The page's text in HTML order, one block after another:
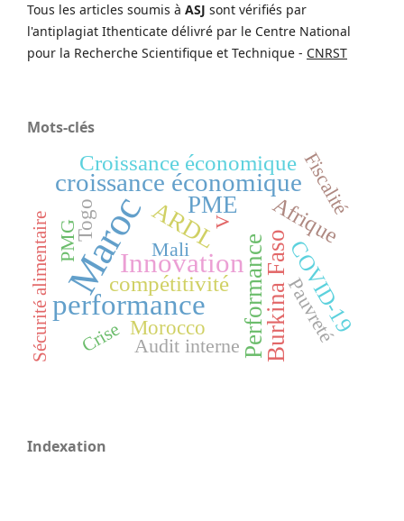
Tous les articles soumis à ASJ sont vérifiés par
l'antiplagiat Ithenticate délivré par le Centre National
pour la Recherche Scientifique et Technique - CNRST
Mots-clés
Maroc
performance
Innovation
croissance économique
PerformanceBurkina Faso
ARDL
PME Afrique
Croissance économique
compétitivité COVID-19
Morocco
Togo
Pauvreté
Fiscalité
V
Audit interne
Mali
PMG
Sécurité alimentaire Crise
Indexation